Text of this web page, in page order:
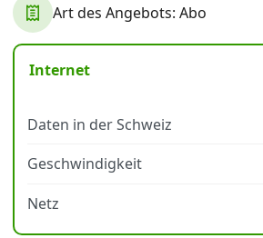
Art des Angebots: Abo
Internet
Daten in der Schweiz
Geschwindigkeit
Netz